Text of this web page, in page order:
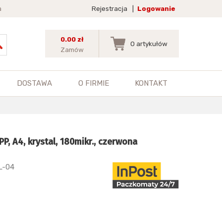
Rejestracja Logowanie
0.00 zł
Zamów
0 artykułów
DOSTAWA O FIRMIE KONTAKT
A4, krystal, 180mikr., czerwona
04